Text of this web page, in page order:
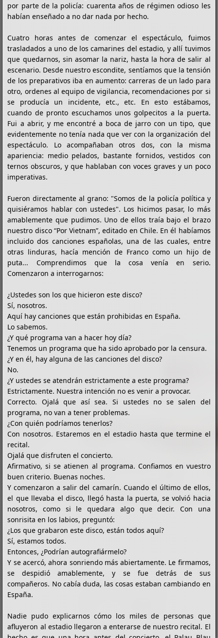
por parte de la policía: cuarenta años de régimen odioso les
habían enseñado a no dar nada por hecho.
Cuatro horas antes de comenzar el espectáculo, fuimos
trasladados a uno de los camarines del estadio, y allí tuvimos
que quedarnos, sin asomar la nariz, hasta la hora de salir al
escenario. Desde nuestro escondite, sentíamos que la tensión
de los preparativos iba en aumento: carreras de un lado para
otro, ordenes al equipo de vigilancia, recomendaciones por si
se producía un incidente, etc., etc. En esto estábamos,
cuando de pronto escuchamos unos golpecitos a la puerta.
Fui a abrir, y me encontré a boca de jarro con un tipo, que
evidentemente no tenía nada que ver con la organización del
espectáculo. Lo acompañaban otros dos, con la misma
apariencia: medio pelados, bastante fornidos, vestidos con
ternos obscuros, y que hablaban con voces graves y un poco
imperativas.
Fueron directamente al grano: "Somos de la policía política y
quisiéramos hablar con ustedes". Los hicimos pasar, lo más
amablemente que pudimos. Uno de ellos traía bajo el brazo
nuestro disco “Por Vietnam”, editado en Chile. En él habíamos
incluido dos canciones españolas, una de las cuales, entre
otras linduras, hacía mención de Franco como un hijo de
puta... Comprendimos que la cosa venía en serio.
Comenzaron a interrogarnos:
¿Ustedes son los que hicieron este disco?
Sí, nosotros.
Aquí hay canciones que están prohibidas en España.
Lo sabemos.
¿Y qué programa van a hacer hoy día?
Tenemos un programa que ha sido aprobado por la censura.
¿Y en él, hay alguna de las canciones del disco?
No.
¿Y ustedes se atendrán estrictamente a este programa?
Estrictamente. Nuestra intención no es venir a provocar.
Correcto. Ojalá que así sea. Si ustedes no se salen del
programa, no van a tener problemas.
¿Con quién podríamos tenerlos?
Con nosotros. Estaremos en el estadio hasta que termine el
recital.
Ojalá que disfruten el concierto.
Afirmativo, si se atienen al programa. Confiamos en vuestro
buen criterio. Buenas noches.
Y comenzaron a salir del camarín. Cuando el último de ellos,
el que llevaba el disco, llegó hasta la puerta, se volvió hacia
nosotros, como si le quedara algo que decir. Con una
sonrisita en los labios, preguntó:
¿Los que grabaron este disco, están todos aquí?
Sí, estamos todos.
Entonces, ¿Podrían autografiármelo?
Y se acercó, ahora sonriendo más abiertamente. Le firmamos,
se despidió amablemente, y se fue detrás de sus
compañeros. No cabía duda, las cosas estaban cambiando en
España.
Nadie pudo explicarnos cómo los miles de personas que
afluyeron al estadio llegaron a enterarse de nuestro recital. El